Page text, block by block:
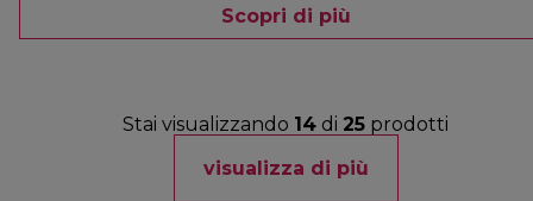
Scopri di più
Stai visualizzando 14 di 25 prodotti
visualizza di più